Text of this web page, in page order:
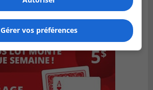
Gérer vos préférences